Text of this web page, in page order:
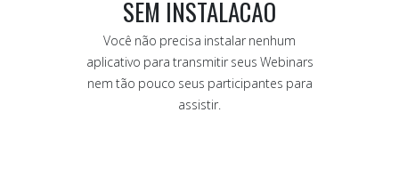
SEM INSTALACÃO
Você não precisa instalar nenhum
aplicativo para transmitir seus Webinars
nem tão pouco seus participantes para
assistir.